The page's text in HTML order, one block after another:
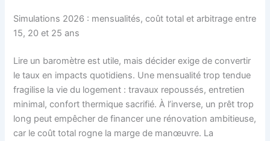
Simulations 2026 : mensualités, coût total et arbitrage entre
15, 20 et 25 ans
Lire un baromètre est utile, mais décider exige de convertir
le taux en impacts quotidiens. Une mensualité trop tendue
fragilise la vie du logement : travaux repoussés, entretien
minimal, confort thermique sacrifié. À l’inverse, un prêt trop
long peut empêcher de financer une rénovation ambitieuse,
car le coût total rogne la marge de manœuvre. La